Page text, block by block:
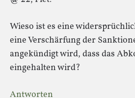
Wieso ist es eine
eine Verschärfung der
angekündigt wird, dass das
eingehalten wird?
Antworten